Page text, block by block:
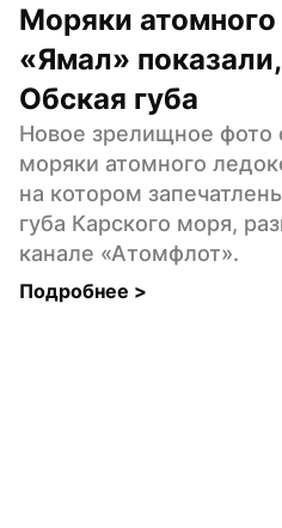
Моряки
«Ямал»
Обская губа
Новое зрелищное фото
моряки атомного
на котором
губа Карского моря,
канале «Атомфлот».
Подробнее >